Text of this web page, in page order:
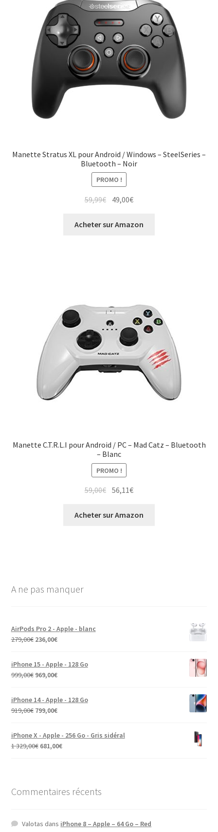
Manette Stratus XL pour Android / Windows – SteelSeries –
Bluetooth – Noir
PROMO !
59,99€ 49,00€
Acheter sur Amazon
Manette C.T.R.L.I pour Android / PC – Mad Catz – Bluetooth
– Blanc
PROMO !
59,00€ 56,11€
Acheter sur Amazon
A ne pas manquer
AirPods Pro 2 - Apple - blanc
279,00€ 236,00€
iPhone 15 - Apple - 128 Go
999,00€ 969,00€
iPhone 14 - Apple - 128 Go
919,00€ 799,00€
iPhone X - Apple - 256 Go - Gris sidéral
1 329,00€ 681,00€
Commentaires récents
Valotas dans iPhone 8 – Apple – 64 Go – Red